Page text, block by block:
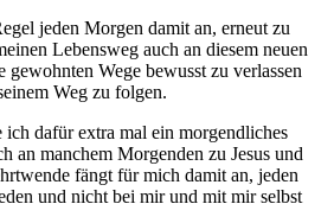
jeden Morgen damit an, erneut zu
Lebensweg auch an diesem neuen
gewohnten Wege bewusst zu verlassen
Weg zu folgen.
dafür extra mal ein morgendliches
an manchem Morgenden zu Jesus und
fängt für mich damit an, jeden
und nicht bei mir und mit mir selbst